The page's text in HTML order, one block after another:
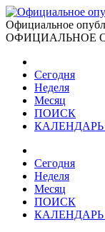
Официальное
ОФИЦИАЛЬНОЕ
Сегодня
Неделя
Месяц
ПОИСК
Сегодня
Неделя
Месяц
ПОИСК